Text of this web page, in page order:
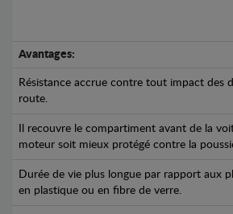
Avantages:
Résistance accrue contre tout impact des
route.
Il recouvre le compartiment avant de la
moteur soit mieux protégé contre la
Durée de vie plus longue par rapport aux
en plastique ou en fibre de verre.